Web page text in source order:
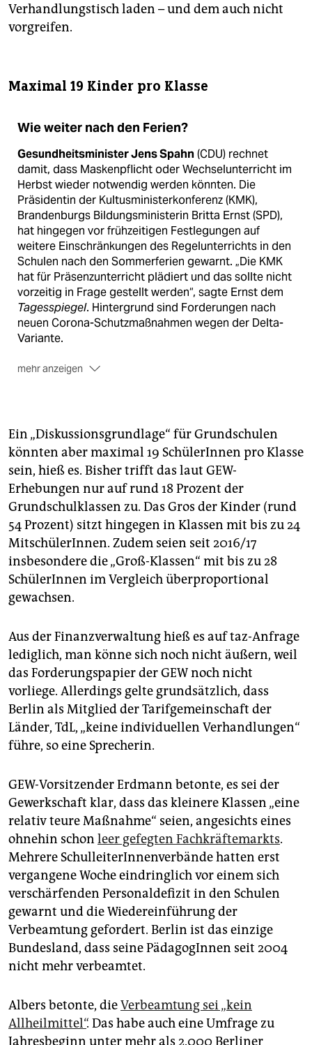
Verhandlungstisch laden – und dem auch nicht
vorgreifen.
Maximal 19 Kinder pro Klasse
Wie weiter nach den Ferien?
Gesundheitsminister Jens Spahn(CDU) rechnet
damit, dass Maskenpflicht oder Wechselunterricht im
Herbst wieder notwendig werden könnten. Die
Präsidentin der Kultusministerkonferenz (KMK),
Brandenburgs Bildungsministerin Britta Ernst (SPD),
hat hingegen vor frühzeitigen Festlegungen auf
weitere Einschränkungen des Regelunterrichts in den
Schulen nach den Sommerferien gewarnt. „Die KMK
hat für Präsenzunterricht plädiert und das sollte nicht
vorzeitig in Frage gestellt werden“, sagte Ernst dem
Tagesspiegel. Hintergrund sind Forderungen nach
neuen Corona-Schutzmaßnahmen wegen der Delta-
Variante.
mehr anzeigen
Wechselunterricht übergehen“, so ein Sprecher. Für
die Berliner Schulen ist in den ersten Wochen nach
den Sommerferien eine Masken- und Testpflicht
geplant.(epd)
Ein „Diskussionsgrundlage“ für Grundschulen
könnten aber maximal 19 SchülerInnen pro Klasse
sein, hieß es. Bisher trifft das laut GEW-
Erhebungen nur auf rund 18 Prozent der
Grundschulklassen zu. Das Gros der Kinder (rund
54 Prozent) sitzt hingegen in Klassen mit bis zu 24
MitschülerInnen. Zudem seien seit 2016/17
insbesondere die „Groß-Klassen“ mit bis zu 28
SchülerInnen im Vergleich überproportional
gewachsen.
Aus der Finanzverwaltung hieß es auf taz-Anfrage
lediglich, man könne sich noch nicht äußern, weil
das Forderungspapier der GEW noch nicht
vorliege. Allerdings gelte grundsätzlich, dass
Berlin als Mitglied der Tarifgemeinschaft der
Länder, TdL, „keine individuellen Verhandlungen“
führe, so eine Sprecherin.
GEW-Vorsitzender Erdmann betonte, es sei der
Gewerkschaft klar, dass das kleinere Klassen „eine
relativ teure Maßnahme“ seien, angesichts eines
ohnehin schon leer gefegten Fachkräftemarkts.
Mehrere SchulleiterInnenverbände hatten erst
vergangene Woche eindringlich vor einem sich
verschärfenden Personaldefizit in den Schulen
gewarnt und die Wiedereinführung der
Verbeamtung gefordert. Berlin ist das einzige
Bundesland, dass seine PädagogInnen seit 2004
nicht mehr verbeamtet.
Albers betonte, dieVerbeamtung sei „kein
Allheilmittel“. Das habe auch eine Umfrage zu
Jahresbeginn unter mehr als 2.000 Berliner